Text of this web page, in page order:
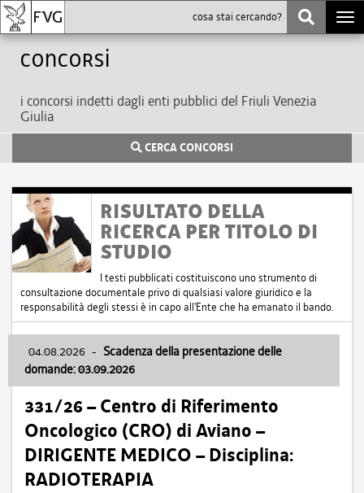
Concorsi
i concorsi indetti dagli enti pubblici del Friuli Venezia
Giulia
CERCA CONCORSI
RISULTATO DELLA
RICERCA PER TITOLO DI
STUDIO
I testi pubblicati costituiscono uno strumento di
consultazione documentale privo di qualsiasi valore giuridico e la
responsabilità degli stessi è in capo all'Ente che ha emanato il bando.
04.08.2026 - Scadenza della presentazione delle
domande: 03.09.2026
331/26 – Centro di Riferimento
Oncologico (CRO) di Aviano –
DIRIGENTE MEDICO – Disciplina:
RADIOTERAPIA